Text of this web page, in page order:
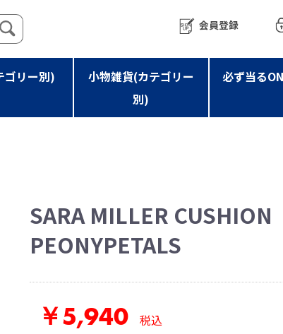
会員登録
ゴリー別)
小物雑貨(カテゴリー
別)
必ず当る
SARA MILLER CUSHION
PEONYPETALS
￥5,940 税込